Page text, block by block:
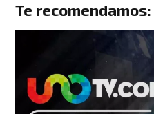
Te recomendamos: